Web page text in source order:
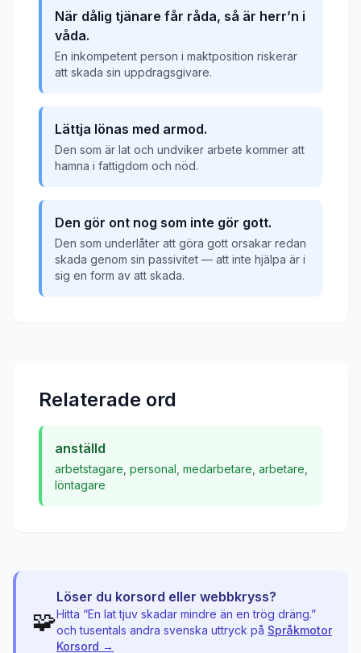
När dålig tjänare får råda, så är herr’n i
våda.
En inkompetent person i maktposition riskerar
att skada sin uppdragsgivare.
Lättja lönas med armod.
Den som är lat och undviker arbete kommer att
hamna i fattigdom och nöd.
Den gör ont nog som inte gör gott.
Den som underlåter att göra gott orsakar redan
skada genom sin passivitet — att inte hjälpa är i
sig en form av att skada.
Relaterade ord
anställd
arbetstagare personal medarbetare arbetare
löntagare
🧩
Löser du korsord eller webbkryss?
Hitta “En lat tjuv skadar mindre än en trög dräng.”
och tusentals andra svenska uttryck på Språkmotor
Korsord →